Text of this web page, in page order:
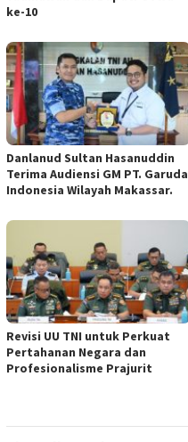
ke-10
Danlanud Sultan Hasanuddin
Terima Audiensi GM PT. Garuda
Indonesia Wilayah Makassar.
Revisi UU TNI untuk Perkuat
Pertahanan Negara dan
Profesionalisme Prajurit